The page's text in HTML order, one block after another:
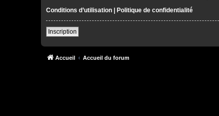
Conditions d’utilisation | Politique de confidentialité
Inscription
Accueil Accueil du forum